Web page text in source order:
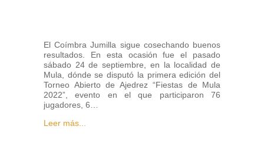
El Coímbra Jumilla sigue cosechando buenos
resultados. En esta ocasión fue el pasado
sábado 24 de septiembre, en la localidad de
Mula, dónde se disputó la primera edición del
Torneo Abierto de Ajedrez “Fiestas de Mula
2022”, evento en el que participaron 76
jugadores, 6…
Leer más...